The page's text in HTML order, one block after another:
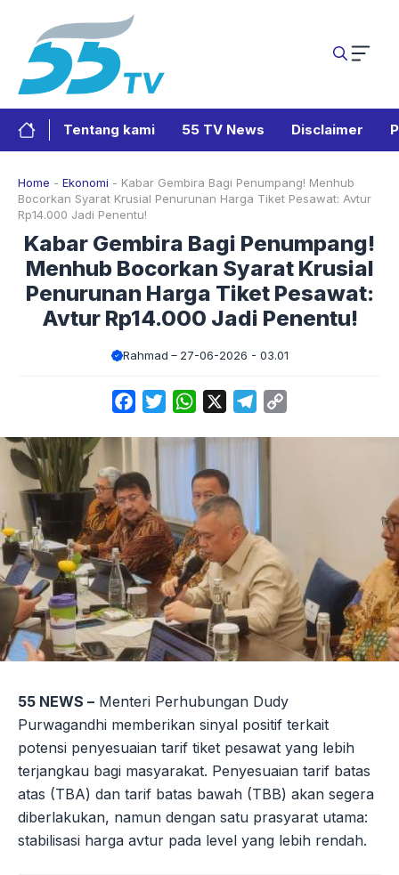
Tentang kami 55 TV News Disclaimer
Home - Ekonomi - Kabar Gembira Bagi Penumpang! Menhub
Bocorkan Syarat Krusial Penurunan Harga Tiket Pesawat: Avtur
Rp14.000 Jadi Penentu!
Kabar Gembira Bagi Penumpang!
Menhub Bocorkan Syarat Krusial
Penurunan Harga Tiket Pesawat:
Avtur Rp14.000 Jadi Penentu!
Rahmad 27-06-2026 - 03.01
FacebookTwitterWhatsApp Telegram
55 NEWS – Menteri Perhubungan Dudy
Purwagandhi memberikan sinyal positif terkait
potensi penyesuaian tarif tiket pesawat yang lebih
terjangkau bagi masyarakat. Penyesuaian tarif batas
atas (TBA) dan tarif batas bawah (TBB) akan segera
diberlakukan, namun dengan satu prasyarat utama:
stabilisasi harga avtur pada level yang lebih rendah.